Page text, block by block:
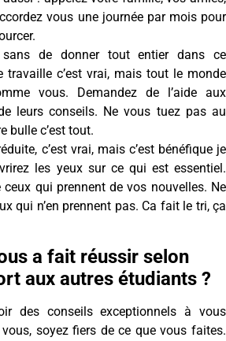
vous une journée par mois pour
sans de donner tout entier dans ce
travaille c’est vrai, mais tout le monde
vous. Demandez de l’aide aux
leurs conseils. Ne vous tuez pas au
bulle c’est tout.
c’est vrai, mais c’est bénéfique je
les yeux sur ce qui est essentiel.
ceux qui prennent de vos nouvelles. Ne
qui n’en prennent pas. Ca fait le tri, ça
a fait réussir selon
aux autres étudiants ?
des conseils exceptionnels à vous
soyez fiers de ce que vous faites.